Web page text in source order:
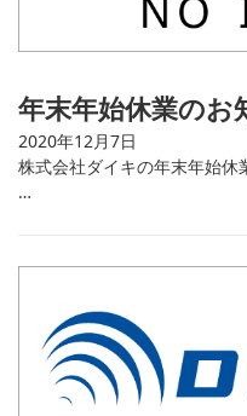
年末年始休業のお
2020年12月7日
株式会社ダイキの年末年始休
…